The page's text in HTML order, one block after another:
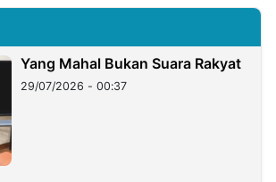
Yang Mahal Bukan Suara Rakyat
29/07/2026 - 00:37